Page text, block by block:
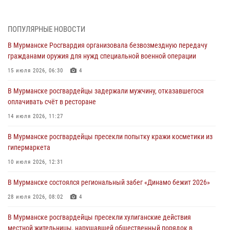
03 августа 2026, 12:23 4
Сотрудники вневедомственной охраны Росгвардии пресекли
хулиганские действия дебошира на автозаправочной станции
города Кандалакши
Сотрудники Росгвардии провели инструктаж по
антитеррористической защищенности для членов избирательных
31 июля 2026, 08:48 3
Сотрудники Росгвардии задержали мужчину, не оплатившего счет в
30 июля 2026, 14:09
тактическое занятие совместно с МЧС России
ПОПУЛЯРНЫЕ НОВОСТИ
В Мурманске Росгвардия организовала безвозмездную передачу
гражданами оружия для нужд специальной военной операции
15 июля 2026, 06:30 4
В Мурманске росгвардейцы задержали мужчину, отказавшегося
оплачивать счёт в ресторане
14 июля 2026, 11:27
В Мурманске росгвардейцы пресекли попытку кражи косметики из
гипермаркета
10 июля 2026, 12:31
В Мурманске состоялся региональный забег «Динамо бежит 2026»
28 июля 2026, 08:02 4
В Мурманске росгвардейцы пресекли хулиганские действия
местной жительницы, нарушавшей общественный порядок в